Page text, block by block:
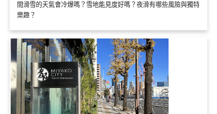
間滑雪的天氣會冷爆嗎？雪地能見度好嗎？夜滑有哪些風險與獨特
樂趣？